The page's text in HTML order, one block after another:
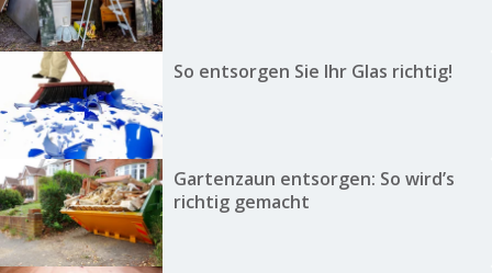
So entsorgen Sie Ihr Glas richtig!
Gartenzaun entsorgen: So wird’s
richtig gemacht